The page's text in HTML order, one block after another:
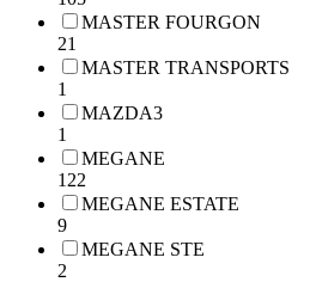
MASTER FOURGON
21
MASTER TRANSPORTS
1
MAZDA3
1
MEGANE
122
MEGANE ESTATE
9
MEGANE STE
2